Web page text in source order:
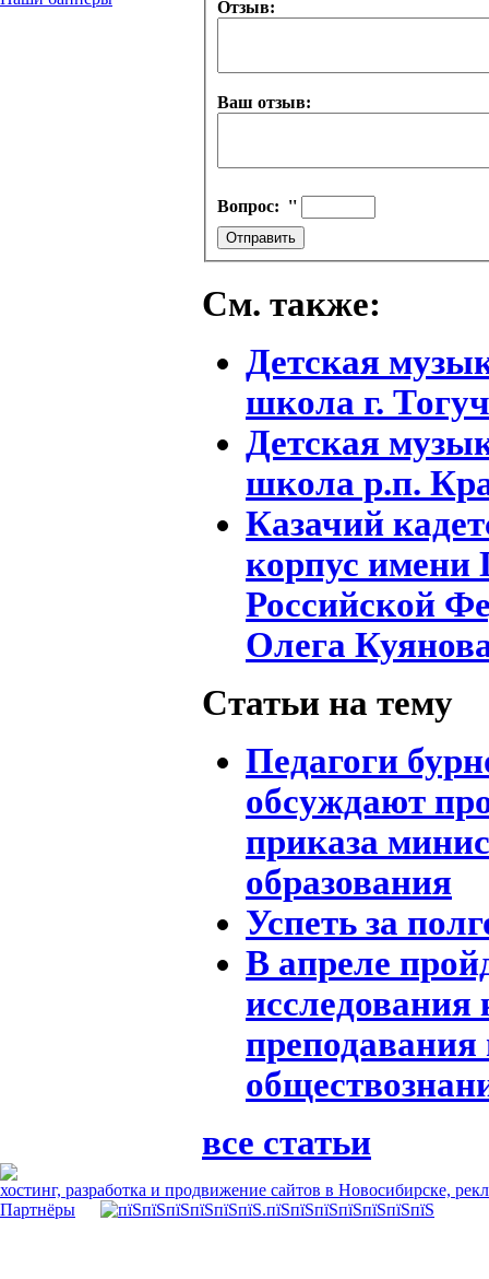
Отзыв:
Ваш отзыв:
Вопрос: ''
См. также:
Детская
школа г.
Детская
школа р.п.
Казачий
корпус имени
Российской
Олега
Статьи на тему
Педагоги
обсуждают
приказа
образования
Успеть за
В апреле
исследования
преподавания
все статьи
хостинг, разработка и продвижение сайтов в Новосибирске,
Партнёры